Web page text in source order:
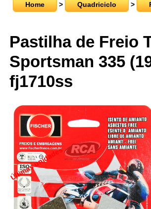
Home > Quadriciclo >
Pastilha de Freio
Sportsman 335
fj1710ss
Últimas unidades